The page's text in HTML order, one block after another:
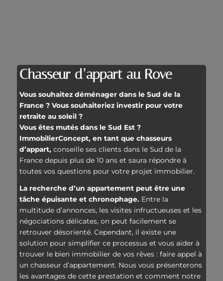
Chasseur d’appart au Rove
Vous souhaitez déménager dans le Sud de la
France ? Vous souhaiteriez investir pour votre
retraite au soleil ?
Vous êtes mutés dans le Sud Est ?
ImmobilierConcept, en tant que chasseurs
d’appart, conseille ses clients dans le Sud de la
France depuis plus de 10 ans et saura répondre à
toutes vos questions pour votre projet immobilier.
La recherche d’un appartement peut être une
tâche épuisante et chronophage. Entre la
multitude d’annonces, les visites infructueuses et les
négociations délicates, on peut facilement se
retrouver désorienté. Cependant, il existe une
solution pour simplifier ce processus et vous aider à
trouver le bien immobilier de vos rêves : faire appel à
un chasseur d’appartement. Nous vous présenterons
les avantages de cette prestation et comment notre